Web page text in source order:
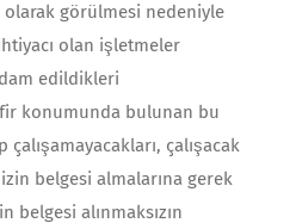
görülmesi nedeniyle
olan işletmeler
edildikleri
konumunda bulunan bu
çalışacak
belgesi almalarına gerek
belgesi alınmaksızın